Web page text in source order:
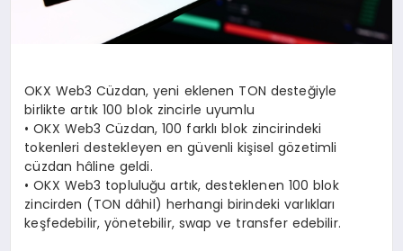
OKX Web3 Cüzdan, yeni eklenen TON desteğiyle
birlikte artık 100 blok zincirle uyumlu
• OKX Web3 Cüzdan, 100 farklı blok zincirindeki
tokenleri destekleyen en güvenli kişisel gözetimli
cüzdan hâline geldi.
• OKX Web3 topluluğu artık, desteklenen 100 blok
zincirden (TON dâhil) herhangi birindeki varlıkları
keşfedebilir, yönetebilir, swap ve transfer edebilir.